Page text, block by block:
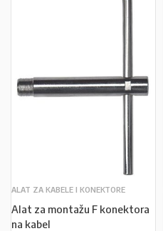
ALAT ZA KABELE I KONEKTORE
Alat za montažu F konektora
na kabel